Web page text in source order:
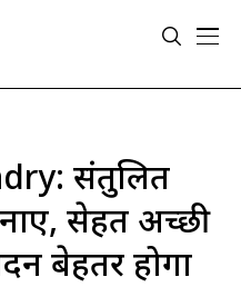
संतुलित
सेहत अच्छी
बेहतर होगा